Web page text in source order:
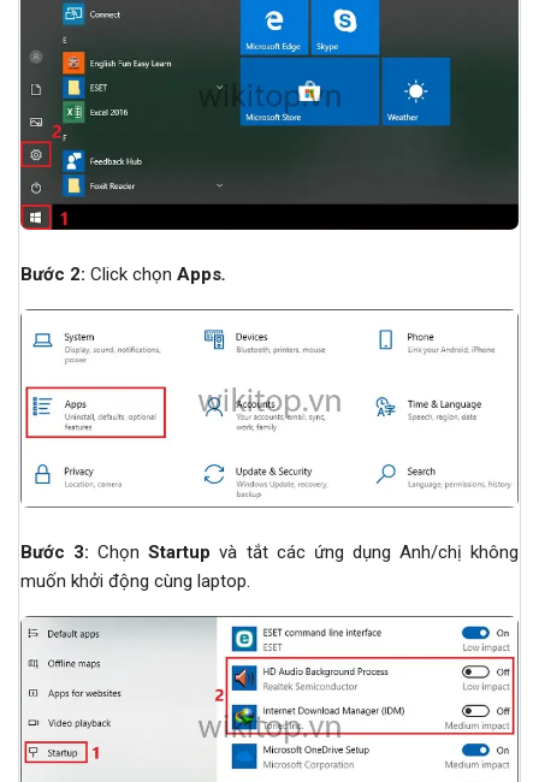
Bước 2: Click chọn Apps.
Bước 3:ChọnStartupvà tắt các ứng dụng Anh/chị không
muốn khởi động cùng laptop.